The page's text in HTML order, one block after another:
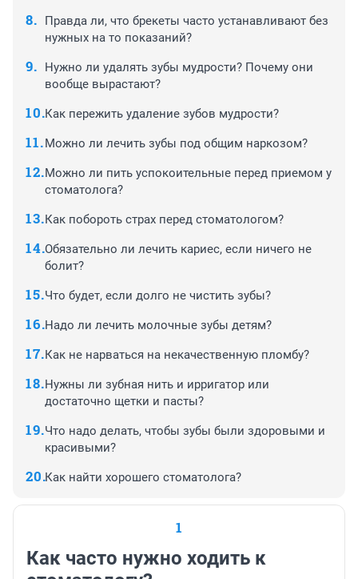
Правда ли, что брекеты часто устанавливают без
нужных на то показаний?
Нужно ли удалять зубы мудрости? Почему они
вообще вырастают?
Как пережить удаление зубов мудрости?
Можно ли лечить зубы под общим наркозом?
Можно ли пить успокоительные перед приемом у
стоматолога?
Как побороть страх перед стоматологом?
Обязательно ли лечить кариес, если ничего не
болит?
Что будет, если долго не чистить зубы?
Надо ли лечить молочные зубы детям?
Как не нарваться на некачественную пломбу?
Нужны ли зубная нить и ирригатор или
достаточно щетки и пасты?
Что надо делать, чтобы зубы были здоровыми и
красивыми?
Как найти хорошего стоматолога?
1
Как часто нужно ходить к